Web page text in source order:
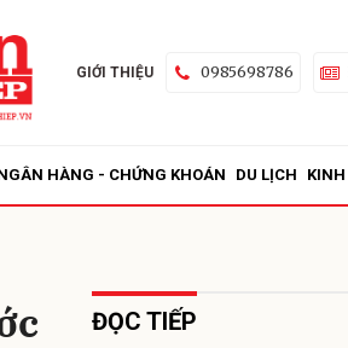
GIỚI THIỆU 0985698786
HÀNG - CHỨNG KHOÁN DU LỊCH
ĐỌC TIẾP